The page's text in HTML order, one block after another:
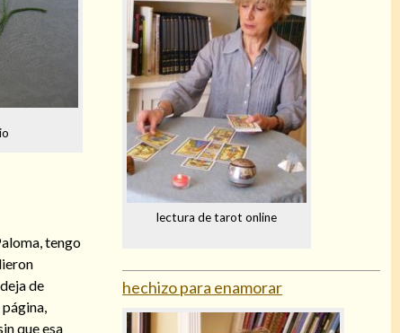
tengo
de
que esa
lectura de tarot online
hechizo para enamorar